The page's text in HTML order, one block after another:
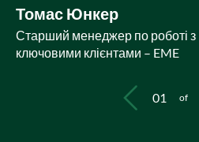
Томас Юнкер
Старший менеджер по роботі з
ключовими клієнтами – EME
01 of